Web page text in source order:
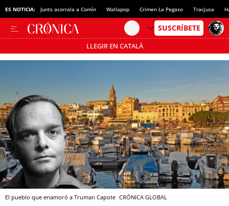
ES NOTICIA: Junts acorrala a Comín Wallapop Crimen La Pegaso Tracjusa
LLEGIR EN CATALÀ
Pásate al MODO AHORRO
El pueblo que enamoró a Truman Capote CRÓNICA GLOBAL